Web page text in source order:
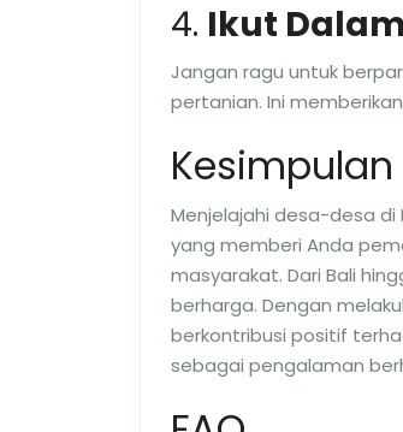
4. Ikut
Jangan ragu untuk
pertanian. Ini
Kesimpulan
Menjelajahi desa-desa
yang memberi Anda
masyarakat. Dari Bali
berharga. Dengan
berkontribusi positif
sebagai pengalaman